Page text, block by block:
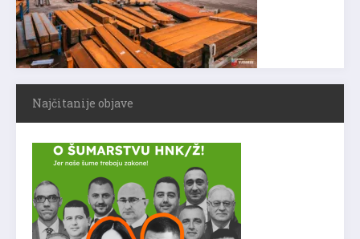
Najčitanije objave